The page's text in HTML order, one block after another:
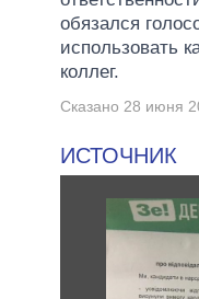
обязался
использовать
коллег.
Сказано 28 июня
ИСТОЧНИК